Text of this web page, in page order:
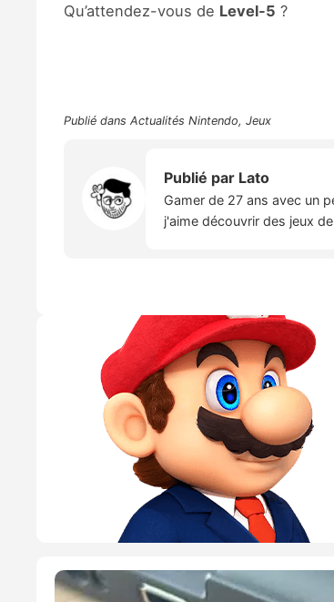
Qu’attendez-vous de Level-5 ?
Publié dans Actualités Nintendo, Jeux
Publié par Lato
Gamer de 27 ans avec un
j'aime découvrir des jeux